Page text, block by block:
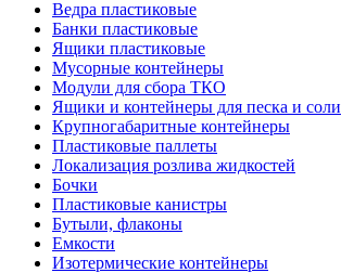
Ведра пластиковые
Банки пластиковые
Ящики пластиковые
Мусорные контейнеры
Модули для сбора ТКО
Ящики и контейнеры для песка и соли
Крупногабаритные контейнеры
Пластиковые паллеты
Локализация розлива жидкостей
Бочки
Пластиковые канистры
Бутыли, флаконы
Емкости
Изотермические контейнеры